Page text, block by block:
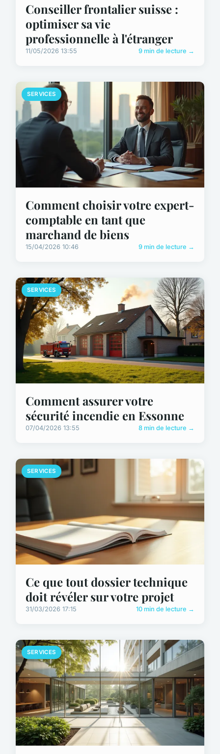
Conseiller frontalier suisse :
optimiser sa vie
professionnelle à l'étranger
11/05/2026 13:55 9 min de lecture →
SERVICES
Comment choisir votre expert-
comptable en tant que
marchand de biens
15/04/2026 10:46 9 min de lecture →
SERVICES
Comment assurer votre
sécurité incendie en Essonne
07/04/2026 13:55 8 min de lecture →
SERVICES
Ce que tout dossier technique
doit révéler sur votre projet
31/03/2026 17:15 10 min de lecture →
SERVICES